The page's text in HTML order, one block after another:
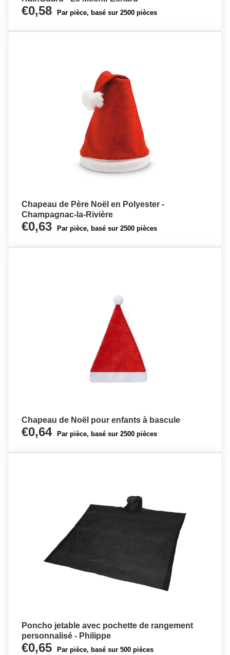
€0,58 Par pièce, basé sur 2500 pièces
Chapeau de Père Noël en Polyester -
Champagnac-la-Rivière
€0,63 Par pièce, basé sur 2500 pièces
Chapeau de Noël pour enfants à bascule
€0,64 Par pièce, basé sur 2500 pièces
Poncho jetable avec pochette de rangement
personnalisé - Philippe
€0,65 Par pièce, basé sur 500 pièces